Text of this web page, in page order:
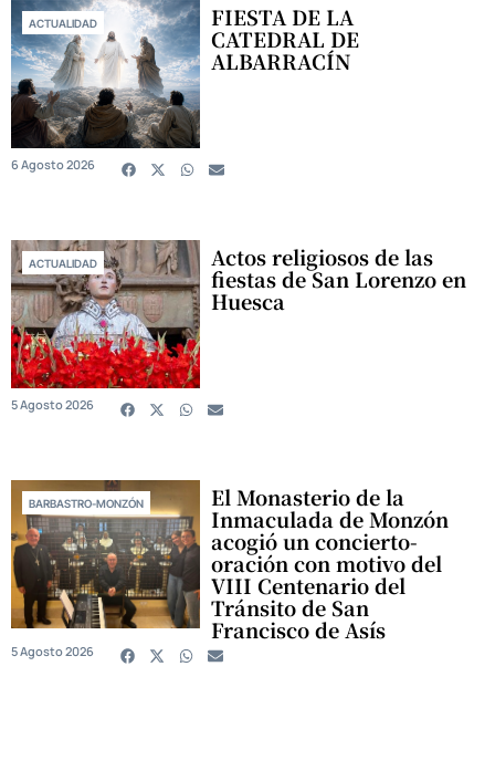
ACTUALIDAD FIESTA DE LA
CATEDRAL DE
ALBARRACÍN
6 Agosto 2026
ACTUALIDAD Actos religiosos de las
fiestas de San Lorenzo en
Huesca
5 Agosto 2026
BARBASTRO-MONZÓN El Monasterio de la
Inmaculada de Monzón
acogió un concierto-
oración con motivo del
VIII Centenario del
Tránsito de San
Francisco de Asís
5 Agosto 2026